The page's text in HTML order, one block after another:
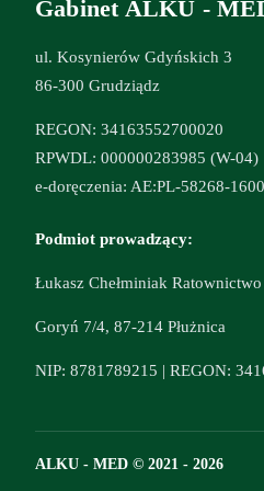
Gabinet ALKU -
ul. Kosynierów Gdyńskich 3
86-300 Grudziądz
REGON: 34163552700020
RPWDL: 000000283985 (W-04)
e-doręczenia: AE:PL-58268-
Podmiot prowadzący:
Łukasz Chełminiak
Goryń 7/4, 87-214 Płużnica
NIP: 8781789215 | REGON:
ALKU - MED © 2021 - 2026